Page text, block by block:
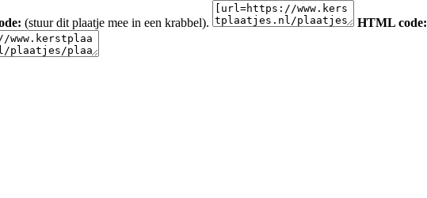
(stuur dit plaatje mee in een krabbel). HTML code: